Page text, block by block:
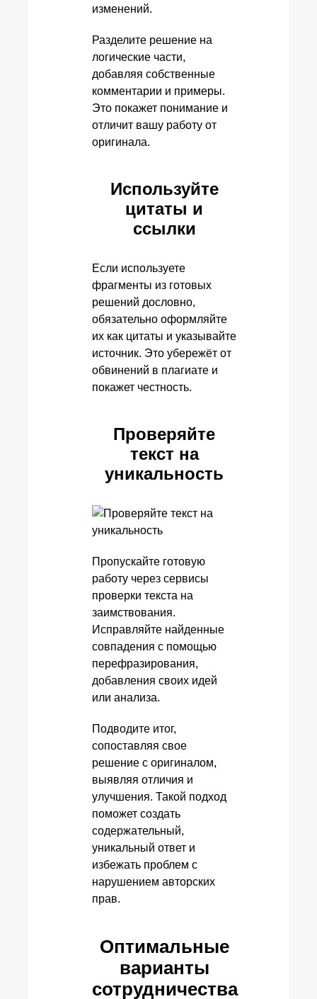
изменений.
Разделите решение на
логические части,
добавляя собственные
комментарии и примеры.
Это покажет понимание и
отличит вашу работу от
оригинала.
Используйте
цитаты и
ссылки
Если используете
фрагменты из готовых
решений дословно,
обязательно оформляйте
их как цитаты и указывайте
источник. Это убережёт от
обвинений в плагиате и
покажет честность.
Проверяйте
текст на
уникальность
Пропускайте готовую
работу через сервисы
проверки текста на
заимствования.
Исправляйте найденные
совпадения с помощью
перефразирования,
добавления своих идей
или анализа.
Подводите итог,
сопоставляя свое
решение с оригиналом,
выявляя отличия и
улучшения. Такой подход
поможет создать
содержательный,
уникальный ответ и
избежать проблем с
нарушением авторских
прав.
Оптимальные
варианты
сотрудничества